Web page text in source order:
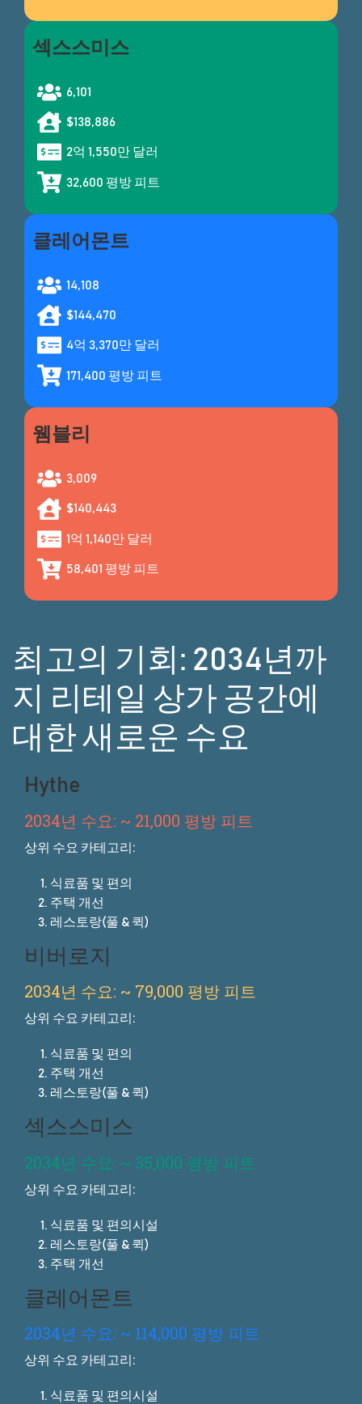
섹스스미스
6,101
$138,886
2억 1,550만 달러
32,600 평방 피트
클레어몬트
14,108
$144,470
4억 3,370만 달러
171,400 평방 피트
웸블리
3,009
$140,443
1억 1,140만 달러
58,401 평방 피트
최고의 기회: 2034년까
지 리테일 상가 공간에
대한 새로운 수요
Hythe
2034년 수요: ~ 21,000 평방 피트
상위 수요 카테고리:
식료품 및 편의
주택 개선
레스토랑(풀 & 퀵)
비버로지
2034년 수요: ~ 79,000 평방 피트
상위 수요 카테고리:
식료품 및 편의
주택 개선
레스토랑(풀 & 퀵)
섹스스미스
2034년 수요: ~ 35,000 평방 피트
상위 수요 카테고리:
식료품 및 편의시설
레스토랑(풀 & 퀵)
주택 개선
클레어몬트
2034년 수요: ~ 114,000 평방 피트
상위 수요 카테고리:
식료품 및 편의시설